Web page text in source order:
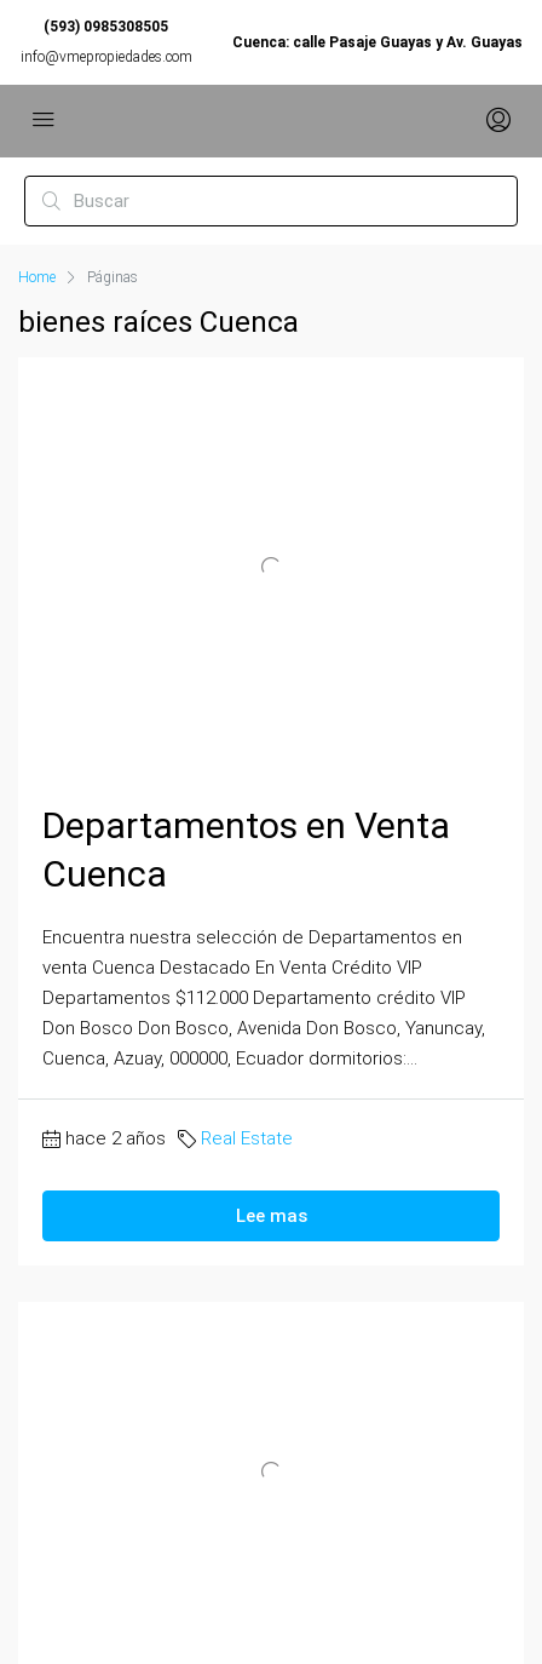
(593) 0985308505
info@vmepropiedades.com
Cuenca: calle Pasaje Guayas y Av. Guayas
Home Páginas
bienes raíces Cuenca
Departamentos en Venta
Cuenca
Encuentra nuestra selección de Departamentos en
venta Cuenca Destacado En Venta Crédito VIP
Departamentos $112.000 Departamento crédito VIP
Don Bosco Don Bosco, Avenida Don Bosco, Yanuncay,
Cuenca, Azuay, 000000, Ecuador dormitorios:...
hace 2 años Real Estate
Lee mas